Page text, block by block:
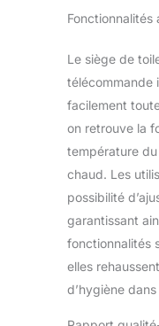
Fonctionnalités
Le siège de
télécommande
facilement
on retrouve la
température du
chaud. Les
possibilité
garantissant
fonctionnalités
elles
d’hygiène